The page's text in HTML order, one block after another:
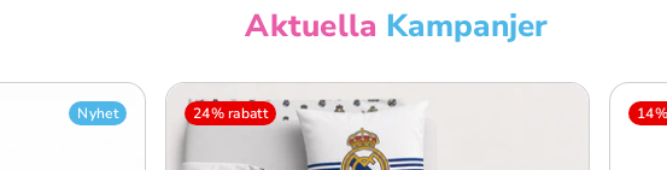
Aktuella Kampanjer
Nyhet 24% rabatt